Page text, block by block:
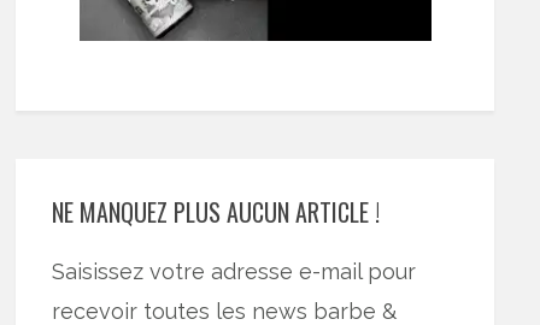
NE MANQUEZ PLUS AUCUN ARTICLE !
Saisissez votre adresse e-mail pour
recevoir toutes les news barbe &